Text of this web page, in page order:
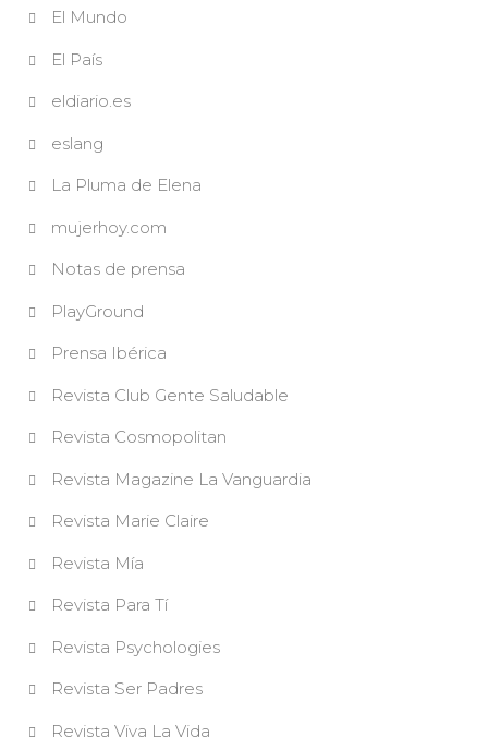
El Mundo
El País
eldiario.es
eslang
La Pluma de Elena
mujerhoy.com
Notas de prensa
PlayGround
Prensa Ibérica
Revista Club Gente Saludable
Revista Cosmopolitan
Revista Magazine La Vanguardia
Revista Marie Claire
Revista Mía
Revista Para Tí
Revista Psychologies
Revista Ser Padres
Revista Viva La Vida